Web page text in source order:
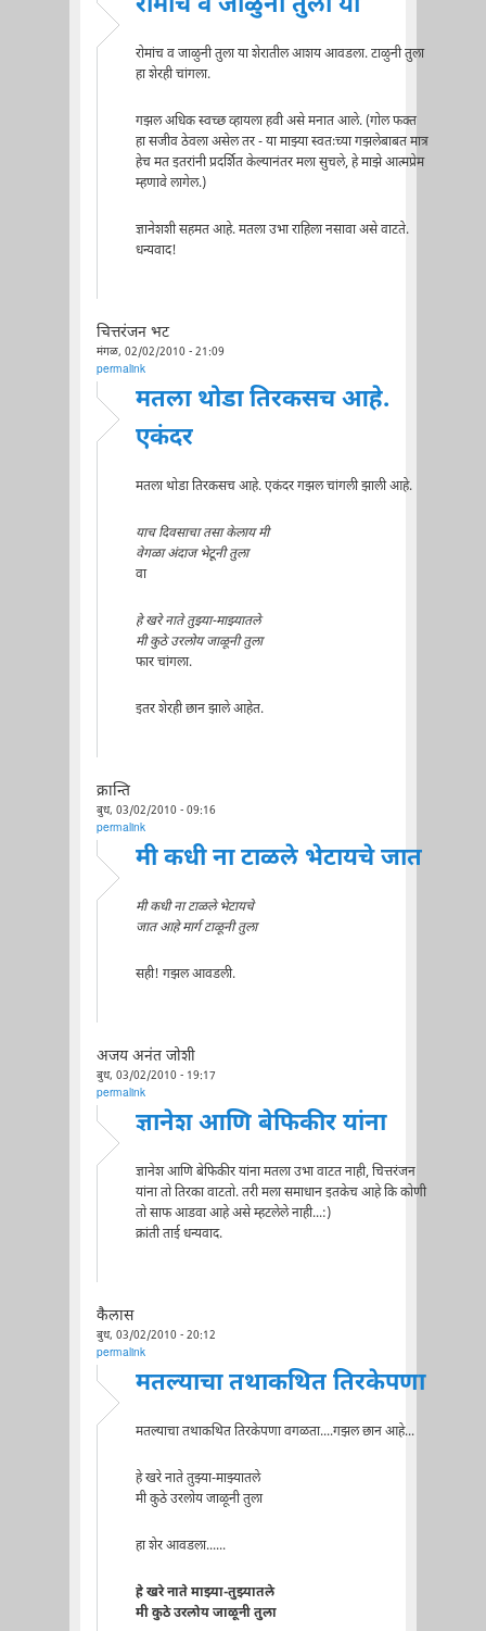
रोमांच व जाळुनी तुला या शेरातील आशय आवडला. टाळुनी तुला
हा शेरही चांगला.
गझल अधिक स्वच्छ व्हायला हवी असे मनात आले. (गोल फक्त
हा सजीव ठेवला असेल तर - या माझ्या स्वतःच्या गझलेबाबत मात्र
हेच मत इतरांनी प्रदर्शित केल्यानंतर मला सुचले, हे माझे आत्मप्रेम
म्हणावे लागेल.)
ज्ञानेशशी सहमत आहे. मतला उभा राहिला नसावा असे वाटते.
धन्यवाद!
चित्तरंजन भट
मंगळ, 02/02/2010 - 21:09
permalink
मतला थोडा तिरकसच आहे.
एकंदर
मतला थोडा तिरकसच आहे. एकंदर गझल चांगली झाली आहे.
याच दिवसाचा तसा केलाय मी
वेगळा अंदाज भेटूनी तुला
वा
हे खरे नाते तुझ्या-माझ्यातले
मी कुठे उरलोय जाळूनी तुला
फार चांगला.
इतर शेरही छान झाले आहेत.
क्रान्ति
बुध, 03/02/2010 - 09:16
permalink
मी कधी ना टाळले भेटायचे जात
मी कधी ना टाळले भेटायचे
जात आहे मार्ग टाळूनी तुला
सही! गझल आवडली.
अजय अनंत जोशी
बुध, 03/02/2010 - 19:17
permalink
ज्ञानेश आणि बेफिकीर यांना
ज्ञानेश आणि बेफिकीर यांना मतला उभा वाटत नाही, चित्तरंजन
यांना तो तिरका वाटतो. तरी मला समाधान इतकेच आहे कि कोणी
तो साफ आडवा आहे असे म्हटलेले नाही...:)
क्रांती ताई धन्यवाद.
कैलास
बुध, 03/02/2010 - 20:12
permalink
मतल्याचा तथाकथित तिरकेपणा
मतल्याचा तथाकथित तिरकेपणा वगळता....गझल छान आहे...
हे खरे नाते तुझ्या-माझ्यातले
मी कुठे उरलोय जाळूनी तुला
हा शेर आवडला......
हे खरे नाते माझ्या-तुझ्यातले
मी कुठे उरलोय जाळूनी तुला